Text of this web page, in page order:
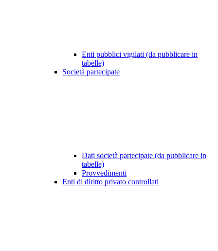
Enti pubblici vigilati (da pubblicare in
tabelle)
Società partecipate
Dati società partecipate (da pubblicare in
tabelle)
Provvedimenti
Enti di diritto privato controllati